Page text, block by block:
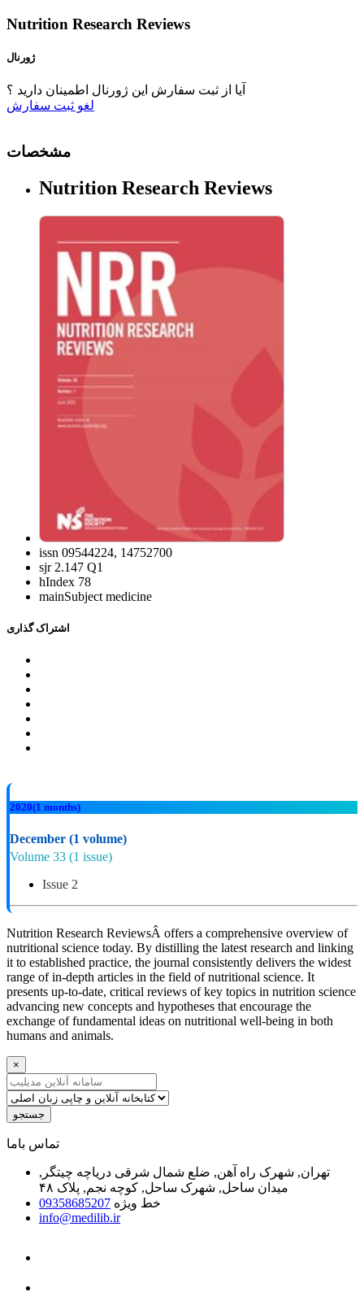
Nutrition Research Reviews
ژورنال
آیا از ثبت سفارش این ژورنال اطمینان دارید ؟
لغو ثبت سفارش
مشخصات
Nutrition Research Reviews
issn 09544224, 14752700
sjr 2.147 Q1
hIndex 78
mainSubject medicine
اشتراک گذاری
2020(1 months)
December (1 volume)
Volume 33 (1 issue)
Issue 2
Nutrition Research ReviewsÂ offers a comprehensive overview of
nutritional science today. By distilling the latest research and linking
it to established practice, the journal consistently delivers the widest
range of in-depth articles in the field of nutritional science. It
presents up-to-date, critical reviews of key topics in nutrition science
advancing new concepts and hypotheses that encourage the
exchange of fundamental ideas on nutritional well-being in both
humans and animals.
×
جستجو
ﺗﻤﺎﺱ ﺑﺎﻣﺎ
تهران, شهرک راه آهن, ضلع شمال شرقی دریاچه چیتگر,
میدان ساحل, شهرک ساحل, کوچه نجم, پلاک ۴۸
خط ویژه 09358685207
info@medilib.ir